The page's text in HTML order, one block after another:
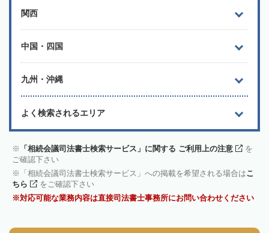
関西
中国・四国
九州・沖縄
よく検索されるエリア
「相続会議司法書士検索サービス」に関する ご利用上の注意
を
ご確認下さい
「相続会議司法書士検索サービス」への掲載を希望される場合はこ
ちら
をご確認下さい
対応可能な業務内容は直接司法書士事務所にお問い合わせください